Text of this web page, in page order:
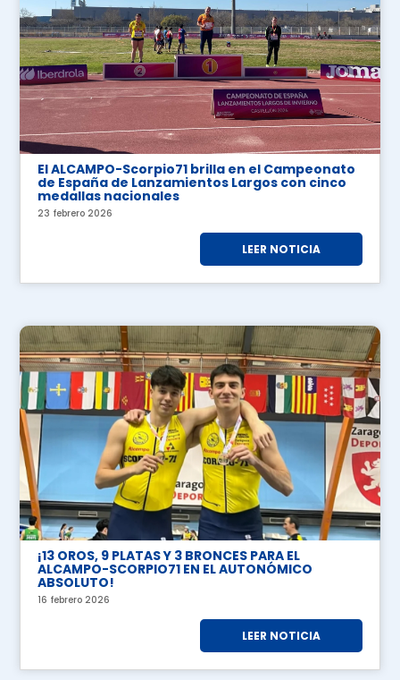
El ALCAMPO-Scorpio71 brilla en el Campeonato
de España de Lanzamientos Largos con cinco
medallas nacionales
23 febrero 2026
LEER NOTICIA
¡13 OROS, 9 PLATAS Y 3 BRONCES PARA EL
ALCAMPO-SCORPIO71 EN EL AUTONÓMICO
ABSOLUTO!
16 febrero 2026
LEER NOTICIA